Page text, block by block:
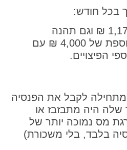
בכל חודש:
3,800 *0.31 = 1,178 ₪ וגם תהנה
מהכנסה ברוטו נוספת של 4,000 ₪ עם
הפיצויים.
מתחילה לקבל את הפנסיה
היה מתבזבז או
מס נמוכה יותר של
בלבד, בלי משכורת)